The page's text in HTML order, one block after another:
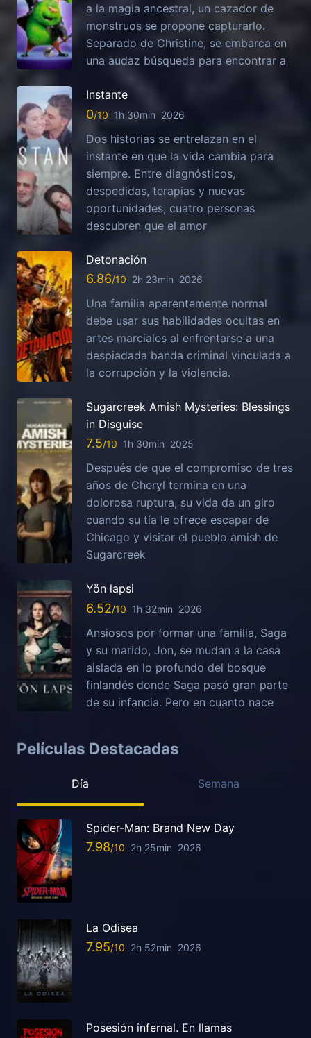
a la magia ancestral, un cazador de
monstruos se propone capturarlo.
Separado de Christine, se embarca en
una audaz búsqueda para encontrar a
Instante
0 1h 30min 2026
Dos historias se entrelazan en el
instante en que la vida cambia para
siempre. Entre diagnósticos,
despedidas, terapias y nuevas
oportunidades, cuatro personas
descubren que el amor
Detonación
6.86 2h 23min 2026
Una familia aparentemente normal
debe usar sus habilidades ocultas en
artes marciales al enfrentarse a una
despiadada banda criminal vinculada a
la corrupción y la violencia.
Sugarcreek Amish Mysteries: Blessings
in Disguise
7.5 1h 30min 2025
Después de que el compromiso de tres
años de Cheryl termina en una
dolorosa ruptura, su vida da un giro
cuando su tía le ofrece escapar de
Chicago y visitar el pueblo amish de
Sugarcreek
Yön lapsi
6.52 1h 32min 2026
Ansiosos por formar una familia, Saga
y su marido, Jon, se mudan a la casa
aislada en lo profundo del bosque
finlandés donde Saga pasó gran parte
de su infancia. Pero en cuanto nace
Películas Destacadas
Día Semana
Spider-Man: Brand New Day
7.98 2h 25min 2026
La Odisea
7.95 2h 52min 2026
Posesión infernal. En llamas